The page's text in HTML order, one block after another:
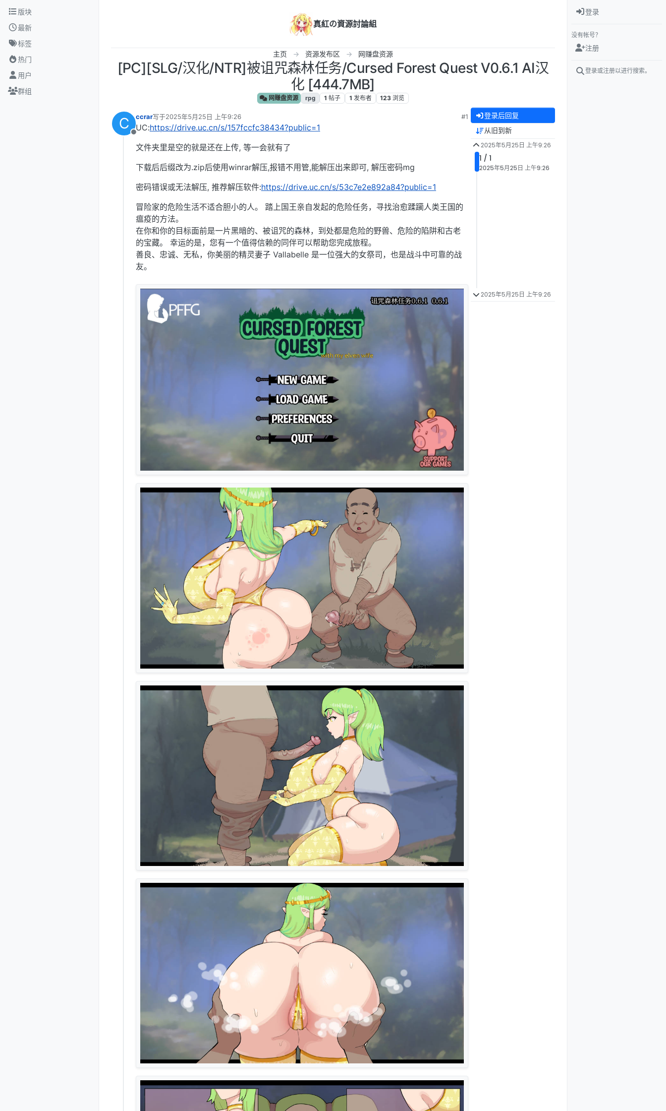
跳转至内容
版块
最新
标签
热门
用户
群组
真紅の資源討論組
主页 资源发布区 网赚盘资源
[PC][SLG/汉化/NTR]被诅咒森林任务/Cursed Forest Quest V0.6.1 AI汉
化 [444.7MB]
网赚盘资源 rpg 1 帖子 1 发布者 123 浏览
C
离线
ccrar写于2025年5月25日 上午9:26
最后由 编辑
#1
UC:https://drive.uc.cn/s/157fccfc38434?public=1
文件夹里是空的就是还在上传, 等一会就有了
下载后后缀改为.zip后使用winrar解压,报错不用管,能解压出来即可, 解压密码mg
密码错误或无法解压, 推荐解压软件:https://drive.uc.cn/s/53c7e2e892a84?public=1
冒险家的危险生活不适合胆小的人。 踏上国王亲自发起的危险任务，寻找治愈蹂躏人类王国的
瘟疫的方法。
在你和你的目标面前是一片黑暗的、被诅咒的森林，到处都是危险的野兽、危险的陷阱和古老
的宝藏。 幸运的是，您有一个值得信赖的同伴可以帮助您完成旅程。
善良、忠诚、无私，你美丽的精灵妻子 Vallabelle 是一位强大的女祭司，也是战斗中可靠的战
友。
登录后回复
从旧到新
2025年5月25日 上午9:26
1 / 1
2025年5月25日 上午9:26
2025年5月25日 上午9:26
登录
没有帐号？
注册
登录或注册以进行搜索。